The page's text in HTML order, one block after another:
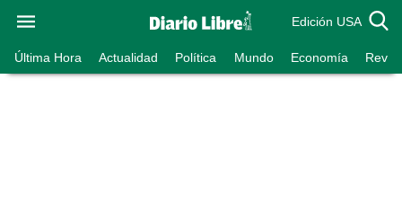
Edición USA
Última Hora Actualidad Política Mundo Economía